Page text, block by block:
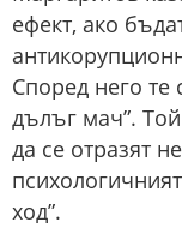
ефект, ако
Според него те
дълъг мач”.
да се отразят
ход”.